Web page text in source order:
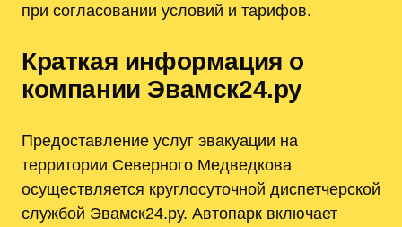
при согласовании условий и тарифов.
Краткая информация о
компании Эвамск24.ру
Предоставление услуг эвакуации на
территории Северного Медведкова
осуществляется круглосуточной диспетчерской
службой Эвамск24.ру. Автопарк включает